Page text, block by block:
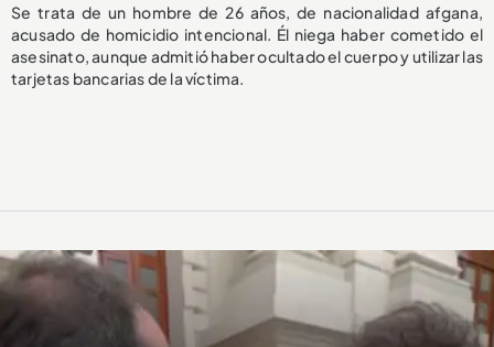
Se trata de un hombre de 26 años, de nacionalidad afgana,
acusado de homicidio intencional. Él niega haber cometido el
asesinato, aunque admitió haber ocultado el cuerpo y utilizar las
tarjetas bancarias de la víctima.